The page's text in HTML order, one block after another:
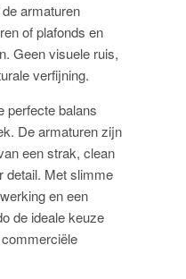
armaturen
of plafonds en
Geen visuele ruis,
verfijning.
perfecte balans
De armaturen zijn
een strak, clean
detail. Met slimme
en een
de ideale keuze